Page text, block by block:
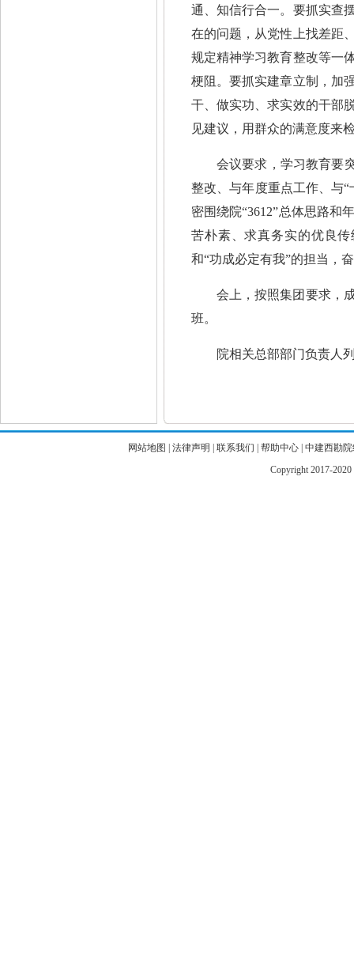
通、知信行合一。要抓实查
在的问题，从党性上找差距
规定精神学习教育整改等一
梗阻。要抓实建章立制，加
干、做实功、求实效的干部
见建议，用群众的满意度来
会议要求，学习教育要
整改、与年度重点工作、与
密围绕院“3612”总体思路和
苦朴素、求真务实的优良
和“功成必定有我”的担当，
会上，按照集团要求，
班。
院相关总部部门负责人
网站地图 法律声明 联系我们 帮助中心| 中建西勘
Copyright 2017-